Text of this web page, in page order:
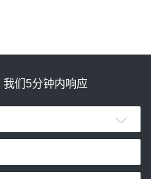
们5分钟内响应